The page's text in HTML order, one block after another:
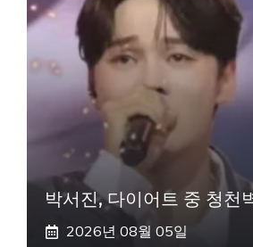
박서진, 다이어트 중 청천
2026년 08월 05일